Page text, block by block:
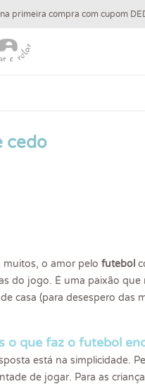
primeira compra com cupom
cedo
muitos, o amor pelo futebol
do jogo. É uma paixão
casa (para desespero das
o que faz o futebol
está na simplicidade.
de jogar. Para as